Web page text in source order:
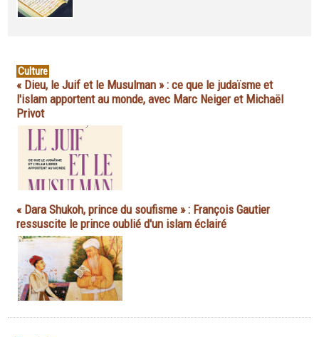
Culture
« Dieu, le Juif et le Musulman » : ce que le judaïsme et
l'islam apportent au monde, avec Marc Neiger et Michaël
Privot
« Dara Shukoh, prince du soufisme » : François Gautier
ressuscite le prince oublié d'un islam éclairé